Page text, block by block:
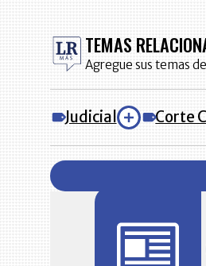
TEMAS
Agregue sus temas
Judicial Corte
en su correo electrónico las noticias seleccionadas